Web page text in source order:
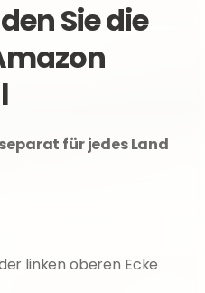
Sie die
für jedes Land
linken oberen Ecke